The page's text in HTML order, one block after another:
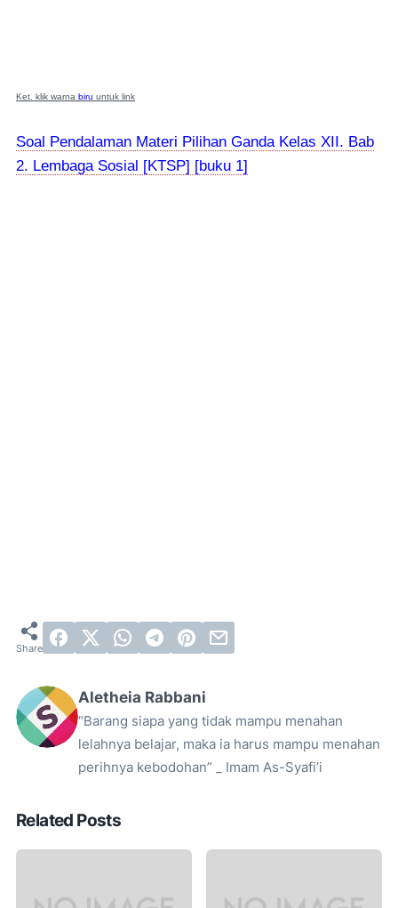
Ket. klik warna biru untuk link
Soal Pendalaman Materi Pilihan Ganda Kelas XII. Bab
2. Lembaga Sosial [KTSP] [buku 1]
Aletheia Rabbani
“Barang siapa yang tidak mampu menahan
lelahnya belajar, maka ia harus mampu menahan
perihnya kebodohan” _ Imam As-Syafi’i
Related Posts